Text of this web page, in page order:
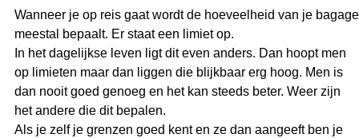
Wanneer je op reis gaat wordt de hoeveelheid van je bagage
meestal bepaalt. Er staat een limiet op.
In het dagelijkse leven ligt dit even anders. Dan hoopt men
op limieten maar dan liggen die blijkbaar erg hoog. Men is
dan nooit goed genoeg en het kan steeds beter. Weer zijn
het andere die dit bepalen.
Als je zelf je grenzen goed kent en ze dan aangeeft ben je